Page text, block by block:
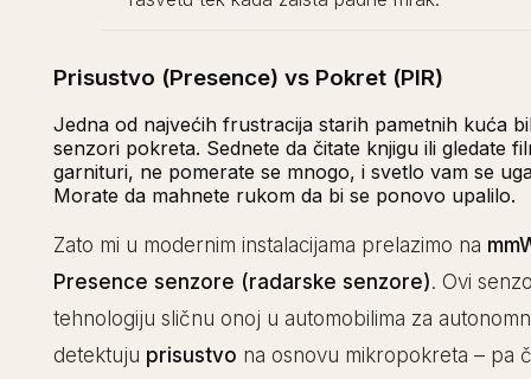
Prisustvo (Presence) vs Pokret (PIR)
Jedna od najvećih frustracija starih pametnih kuća
senzori pokreta. Sednete da čitate knjigu ili gledate
garnituri, ne pomerate se mnogo, i svetlo vam se
Morate da mahnete rukom da bi se ponovo upalilo.
Zato mi u modernim instalacijama prelazimo na
Presence senzore (radarske senzore). Ovi
tehnologiju sličnu onoj u automobilima za
detektuju prisustvo na osnovu mikropokreta – pa